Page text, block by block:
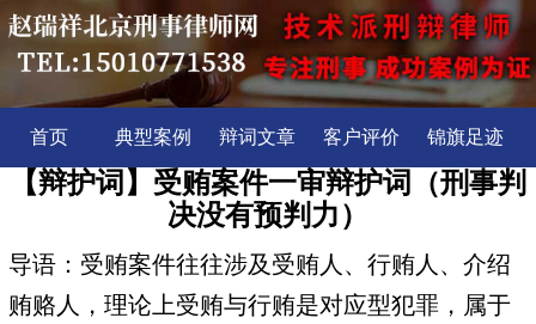
首页 典型案例 辩词文章 客户评价 锦旗足迹
【辩护词】受贿案件一审辩护词（刑事判
决没有预判力）
导语：受贿案件往往涉及受贿人、行贿人、介绍
贿赂人，理论上受贿与行贿是对应型犯罪，属于